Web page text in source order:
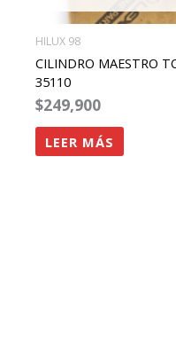
HILUX 98
CILINDRO MAESTRO
35110
$249,900
LEER MÁS